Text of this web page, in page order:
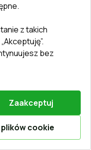
z takich
bez
Zaakceptuj
cookie